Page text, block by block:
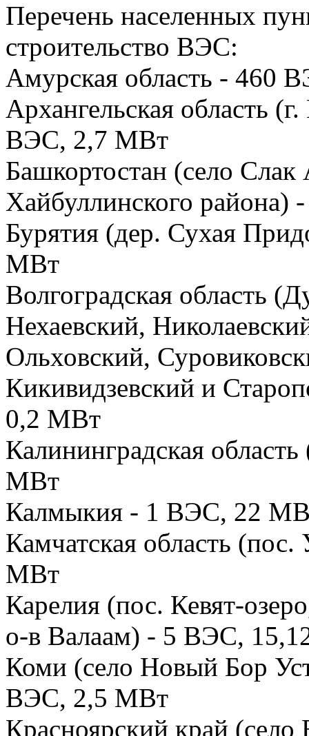
Перечень населенных
строительство ВЭС:
Амурская область -
Архангельская область
ВЭС, 2,7 МВт
Башкортостан (село
Хайбуллинского
Бурятия (дер. Сухая
МВт
Волгоградская область
Нехаевский,
Ольховский,
Кикивидзевский и
0,2 МВт
Калининградская
МВт
Калмыкия - 1 ВЭС, 22
Камчатская область
МВт
Карелия (пос. Кевят-
о-в Валаам) - 5 ВЭС,
Коми (село Новый Бор
ВЭС, 2,5 МВт
Красноярский край